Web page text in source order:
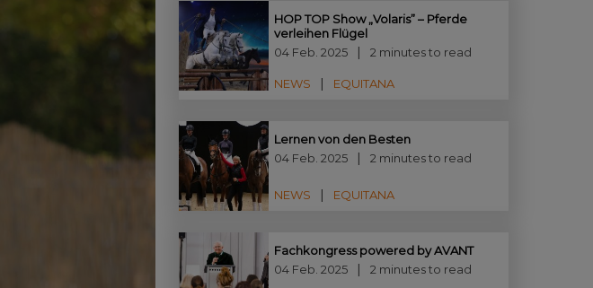
HOP TOP Show „Volaris” – Pferde
verleihen Flügel
04 Feb. 2025
2 minutes to read
NEWS EQUITANA
Lernen von den Besten
04 Feb. 2025
2 minutes to read
NEWS EQUITANA
Fachkongress powered by AVANT
04 Feb. 2025
2 minutes to read